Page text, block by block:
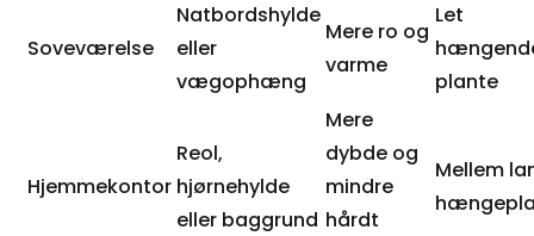
Soveværelse
Natbordshylde
eller
vægophæng
Mere ro og
varme
Let
plante
Hjemmekontor
Reol,
hjørnehylde
eller baggrund
Mere
dybde og
mindre
hårdt
Mellem